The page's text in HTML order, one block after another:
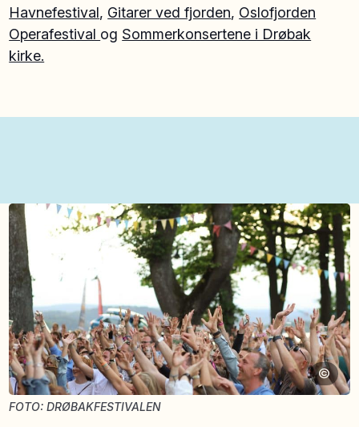
Havnefestival, Gitarer ved fjorden, Oslofjorden
Operafestival og Sommerkonsertene i Drøbak
kirke.
FOTO: DRØBAKFESTIVALEN
©